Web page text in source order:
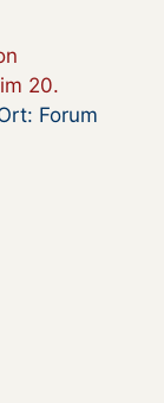
20.
Forum